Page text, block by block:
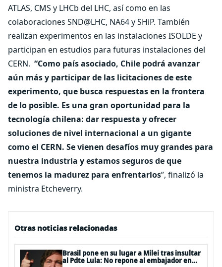
ATLAS, CMS y LHCb del LHC, así como en las
colaboraciones SND@LHC, NA64 y SHiP. También
realizan experimentos en las instalaciones ISOLDE y
participan en estudios para futuras instalaciones del
CERN. “Como país asociado, Chile podrá avanzar
aún más y participar de las licitaciones de este
experimento, que busca respuestas en la frontera
de lo posible. Es una gran oportunidad para la
tecnología chilena: dar respuesta y ofrecer
soluciones de nivel internacional a un gigante
como el CERN. Se vienen desafíos muy grandes para
nuestra industria y estamos seguros de que
tenemos la madurez para enfrentarlos”, finalizó la
ministra Etcheverry.
Otras noticias relacionadas
Brasil pone en su lugar a Milei tras insultar
al Pdte Lula: No repone al embajador en